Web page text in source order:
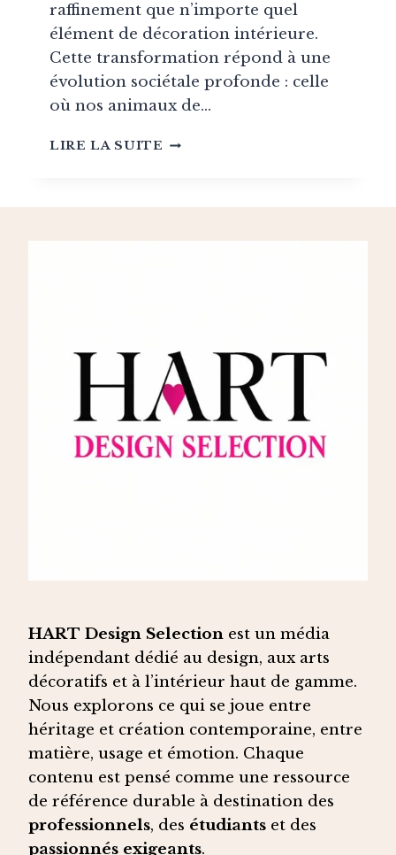
raffinement que n’importe quel
élément de décoration intérieure.
Cette transformation répond à une
évolution sociétale profonde : celle
où nos animaux de…
LIRE LA SUITE L’ART
HART Design Selection est un média
indépendant dédié au design, aux arts
décoratifs et à l’intérieur haut de gamme.
Nous explorons ce qui se joue entre
héritage et création contemporaine, entre
matière, usage et émotion. Chaque
contenu est pensé comme une ressource
de référence durable à destination des
professionnels, des étudiants et des
passionnés exigeants.